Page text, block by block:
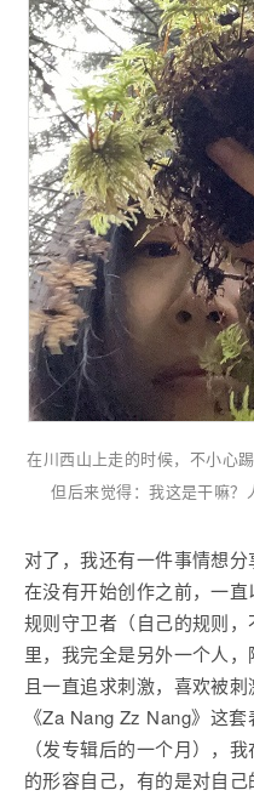
在川西山上走的时候，不小心
但后来觉得：我这是干嘛？
对了，我还有一件事情想分
在没有开始创作之前，一
规则守卫者（自己的规则
里，我完全是另外一个人
且一直追求刺激，喜欢被
《Za Nang Zz Nang》这
（发专辑后的一个月），
的形容自己，有的是对自